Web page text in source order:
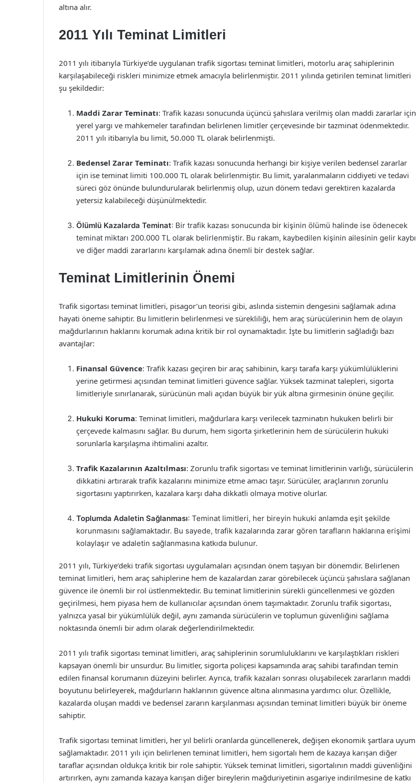
altına alır.
2011 Yılı Teminat Limitleri
2011 yılı itibarıyla Türkiye’de uygulanan trafik sigortası teminat limitleri, motorlu araç sahiplerinin
karşılaşabileceği riskleri minimize etmek amacıyla belirlenmiştir. 2011 yılında getirilen teminat limitleri
şu şekildedir:
Maddi Zarar Teminatı: Trafik kazası sonucunda üçüncü şahıslara verilmiş olan maddi zararlar için
yerel yargı ve mahkemeler tarafından belirlenen limitler çerçevesinde bir tazminat ödenmektedir.
2011 yılı itibarıyla bu limit, 50.000 TL olarak belirlenmişti.
Bedensel Zarar Teminatı: Trafik kazası sonucunda herhangi bir kişiye verilen bedensel zararlar
için ise teminat limiti 100.000 TL olarak belirlenmiştir. Bu limit, yaralanmaların ciddiyeti ve tedavi
süreci göz önünde bulundurularak belirlenmiş olup, uzun dönem tedavi gerektiren kazalarda
yetersiz kalabileceği düşünülmektedir.
Ölümlü Kazalarda Teminat: Bir trafik kazası sonucunda bir kişinin ölümü halinde ise ödenecek
teminat miktarı 200.000 TL olarak belirlenmiştir. Bu rakam, kaybedilen kişinin ailesinin gelir kaybı
ve diğer maddi zararlarını karşılamak adına önemli bir destek sağlar.
Teminat Limitlerinin Önemi
Trafik sigortası teminat limitleri, pisagor’un teorisi gibi, aslında sistemin dengesini sağlamak adına
hayati öneme sahiptir. Bu limitlerin belirlenmesi ve sürekliliği, hem araç sürücülerinin hem de olayın
mağdurlarının haklarını korumak adına kritik bir rol oynamaktadır. İşte bu limitlerin sağladığı bazı
avantajlar:
Finansal Güvence: Trafik kazası geçiren bir araç sahibinin, karşı tarafa karşı yükümlülüklerini
yerine getirmesi açısından teminat limitleri güvence sağlar. Yüksek tazminat talepleri, sigorta
limitleriyle sınırlanarak, sürücünün mali açıdan büyük bir yük altına girmesinin önüne geçilir.
Hukuki Koruma: Teminat limitleri, mağdurlara karşı verilecek tazminatın hukuken belirli bir
çerçevede kalmasını sağlar. Bu durum, hem sigorta şirketlerinin hem de sürücülerin hukuki
sorunlarla karşılaşma ihtimalini azaltır.
Trafik Kazalarının Azaltılması: Zorunlu trafik sigortası ve teminat limitlerinin varlığı, sürücülerin
dikkatini artırarak trafik kazalarını minimize etme amacı taşır. Sürücüler, araçlarının zorunlu
sigortasını yaptırırken, kazalara karşı daha dikkatli olmaya motive olurlar.
Toplumda Adaletin Sağlanması: Teminat limitleri, her bireyin hukuki anlamda eşit şekilde
korunmasını sağlamaktadır. Bu sayede, trafik kazalarında zarar gören tarafların haklarına erişimi
kolaylaşır ve adaletin sağlanmasına katkıda bulunur.
2011 yılı, Türkiye’deki trafik sigortası uygulamaları açısından önem taşıyan bir dönemdir. Belirlenen
teminat limitleri, hem araç sahiplerine hem de kazalardan zarar görebilecek üçüncü şahıslara sağlanan
güvence ile önemli bir rol üstlenmektedir. Bu teminat limitlerinin sürekli güncellenmesi ve gözden
geçirilmesi, hem piyasa hem de kullanıcılar açısından önem taşımaktadır. Zorunlu trafik sigortası,
yalnızca yasal bir yükümlülük değil, aynı zamanda sürücülerin ve toplumun güvenliğini sağlama
noktasında önemli bir adım olarak değerlendirilmektedir.
2011 yılı trafik sigortası teminat limitleri, araç sahiplerinin sorumluluklarını ve karşılaştıkları riskleri
kapsayan önemli bir unsurdur. Bu limitler, sigorta poliçesi kapsamında araç sahibi tarafından temin
edilen finansal korumanın düzeyini belirler. Ayrıca, trafik kazaları sonrası oluşabilecek zararların maddi
boyutunu belirleyerek, mağdurların haklarının güvence altına alınmasına yardımcı olur. Özellikle,
kazalarda oluşan maddi ve bedensel zararın karşılanması açısından teminat limitleri büyük bir öneme
sahiptir.
Trafik sigortası teminat limitleri, her yıl belirli oranlarda güncellenerek, değişen ekonomik şartlara uyum
sağlamaktadır. 2011 yılı için belirlenen teminat limitleri, hem sigortalı hem de kazaya karışan diğer
taraflar açısından oldukça kritik bir role sahiptir. Yüksek teminat limitleri, sigortalının maddi güvenliğini
artırırken, aynı zamanda kazaya karışan diğer bireylerin mağduriyetinin asgariye indirilmesine de katkı